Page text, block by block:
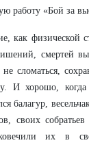
работу «Бой за
как физической
смертей
не сломаться,
И хорошо,
балагур,
своих
их в